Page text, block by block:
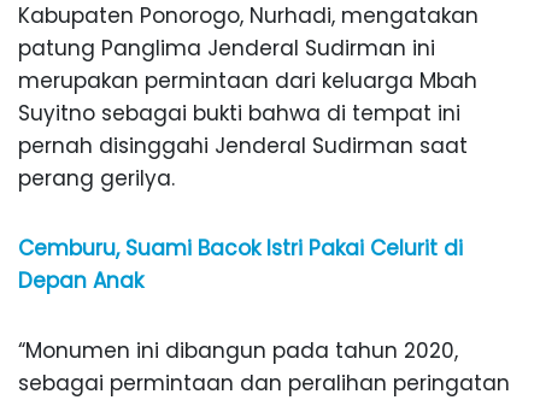
Kabupaten Ponorogo, Nurhadi, mengatakan
patung Panglima Jenderal Sudirman ini
merupakan permintaan dari keluarga Mbah
Suyitno sebagai bukti bahwa di tempat ini
pernah disinggahi Jenderal Sudirman saat
perang gerilya.
Cemburu, Suami Bacok Istri Pakai Celurit di
Depan Anak
“Monumen ini dibangun pada tahun 2020,
sebagai permintaan dan peralihan peringatan